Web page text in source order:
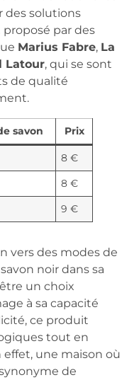
solutions
par des
Marius Fabre, La
Latour, qui se sont
de qualité
savon Prix
8 €
8 €
9 €
vers des modes de
noir dans sa
un choix
à sa capacité
ce produit
tout en
une maison où
de